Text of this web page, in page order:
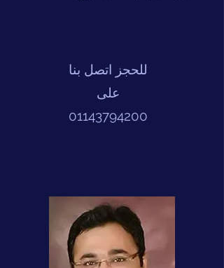
للحجز اتصل بنا
على
01143794200